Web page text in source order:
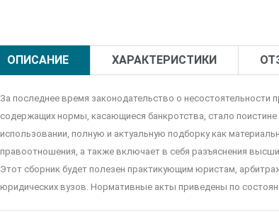
ОПИСАНИЕ ХАРАКТЕРИСТИКИ
За последнее время законодательство о
содержащих нормы, касающиеся банкротства, стало
использовании, полную и актуальную подборку как
правоотношения, а также включает в себя разъяснения
Этот сборник будет полезен практикующим юристам,
юридических вузов. Нормативные акты приведены по